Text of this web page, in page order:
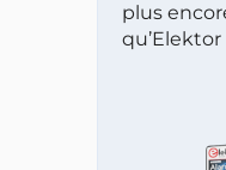
plus
qu’Elektor